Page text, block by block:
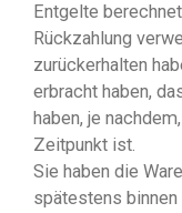
Entgelte
Rückzahlung
zurückerhalten
erbracht haben,
haben, je
Zeitpunkt ist.
Sie haben die
spätestens binnen